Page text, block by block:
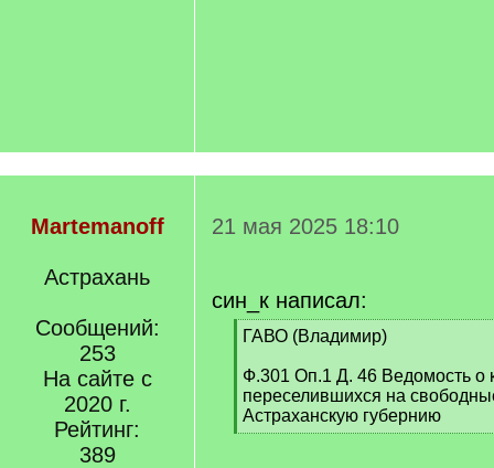
Martemanoff
Астрахань
Сообщений:
253
На сайте с
2020 г.
Рейтинг:
389
21 мая 2025 18:10
син_к написал:
[
]
ГАВО (Владимир)
Ф.301 Оп.1 Д. 46 Ведомость о
переселившихся на
Астраханскую губернию
[